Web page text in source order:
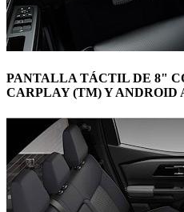
PANTALLA TÁCTIL DE 8"
CARPLAY (TM) Y ANDROID